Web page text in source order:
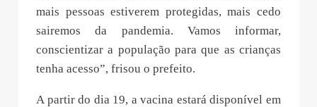
mais pessoas estiverem protegidas, mais cedo
sairemos da pandemia. Vamos informar,
conscientizar a população para que as crianças
tenha acesso”, frisou o prefeito.
A partir do dia 19, a vacina estará disponível em